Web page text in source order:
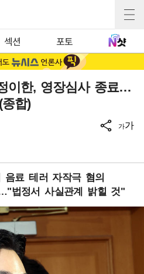
섹션 포토
이한, 영장심사 종료…
합)
가가
음료 테러 자작극 혐의
법정서 사실관계 밝힐 것"